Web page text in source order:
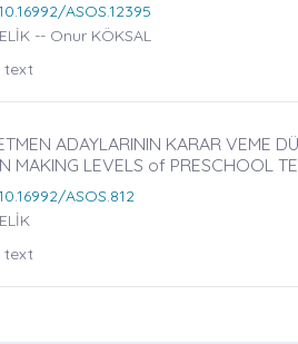
ASOS.12395
-- Onur KÖKSAL
text
ADAYLARININ KARAR VEME
MAKING LEVELS of PRESCHOOL
ASOS.812
text